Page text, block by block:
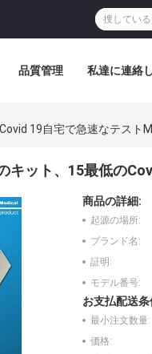
品質管理 私達に連絡
19自宅で急速なテスト
キット、15最低の
商品の詳細:
起源の場所:
ブランド名:
証明:
モデル番号:
お支払配送条
最小注文数量:
価格: